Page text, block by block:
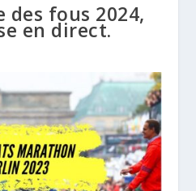
des fous 2024,
en direct.